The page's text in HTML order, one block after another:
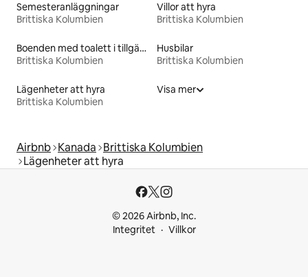
Semesteranläggningar
Brittiska Kolumbien
Villor att hyra
Brittiska Kolumbien
Boenden med toalett i tillgänglighetsanpassad höjd
Brittiska Kolumbien
Husbilar
Brittiska Kolumbien
Lägenheter att hyra
Brittiska Kolumbien
Visa mer
Airbnb Kanada Brittiska Kolumbien
Lägenheter att hyra
© 2026 Airbnb, Inc.
Integritet
Villkor